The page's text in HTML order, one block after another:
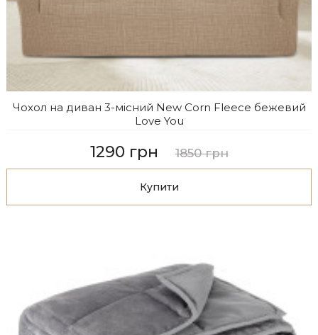
Чохол на диван 3-місний New Corn Fleece бежевий
Love You
1290 грн 1850 грн
Купити